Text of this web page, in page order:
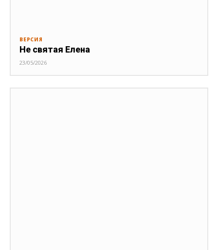
ВЕРСИЯ
Не святая Елена
23/05/2026